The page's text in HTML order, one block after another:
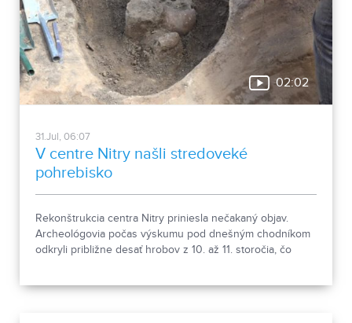
02:02
31.Jul, 06:07
V centre Nitry našli stredoveké
pohrebisko
Rekonštrukcia centra Nitry priniesla nečakaný objav.
Archeológovia počas výskumu pod dnešným chodníkom
odkryli približne desať hrobov z 10. až 11. storočia, čo